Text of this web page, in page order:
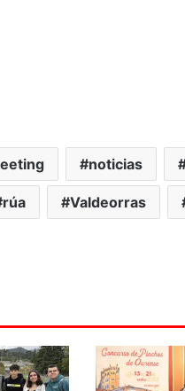
noticias
rúa Valdeorras